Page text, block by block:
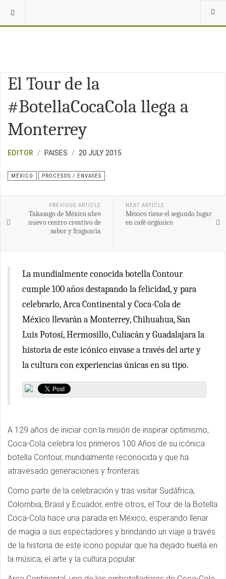
El Tour de la
#BotellaCocaCola llega a
Monterrey
EDITOR PAISES 20 JULY 2015
MÉXICO PROCESOS / ENVASES
PREVIOUS ARTICLE
Takasago de México abre
nuevo centro creativo de
sabor y fragancia
NEXT ARTICLE
México tiene el segundo lugar
en café orgánico
La mundialmente conocida botella Contour
cumple 100 años destapando la felicidad, y para
celebrarlo, Arca Continental y Coca-Cola de
México llevarán a Monterrey, Chihuahua, San
Luis Potosí, Hermosillo, Culiacán y Guadalajara la
historia de este icónico envase a través del arte y
la cultura con experiencias únicas en su tipo.
A 129 años de iniciar con la misión de inspirar optimismo,
Coca-Cola celebra los primeros 100 Años de su icónica
botella Contour, mundialmente reconocida y que ha
atravesado generaciones y fronteras.
Como parte de la celebración y tras visitar Sudáfrica,
Colombia, Brasil y Ecuador, entre otros, el Tour de la Botella
Coca-Cola hace una parada en México, esperando llenar
de magia a sus espectadores y brindando un viaje a través
de la historia de este ícono popular que ha dejado huella en
la música, el arte y la cultura popular.